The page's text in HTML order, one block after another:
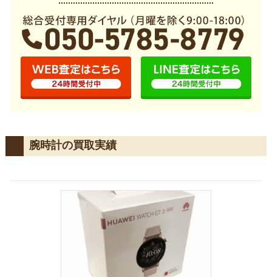
腕時計の買取実績